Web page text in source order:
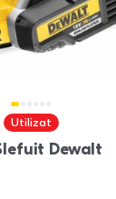
Utilizat
Dewalt